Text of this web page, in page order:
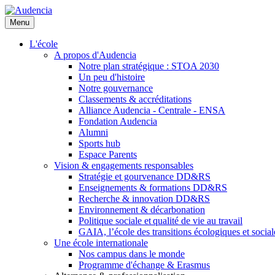
Aller
au
contenu
principal
Menu
L'école
A propos d'Audencia
Notre plan stratégique : STOA 2030
Un peu d'histoire
Notre gouvernance
Classements & accréditations
Alliance Audencia - Centrale - ENSA
Fondation Audencia
Alumni
Sports hub
Espace Parents
Vision & engagements responsables
Stratégie et gourvenance DD&RS
Enseignements & formations DD&RS
Recherche & innovation DD&RS
Environnement & décarbonation
Politique sociale et qualité de vie au travail
GAIA, l’école des transitions écologiques et
Une école internationale
Nos campus dans le monde
Programme d'échange & Erasmus